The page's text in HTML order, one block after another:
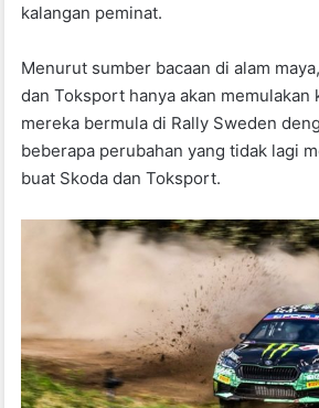
kalangan peminat.
Menurut sumber bacaan di alam
dan Toksport hanya akan memulakan
mereka bermula di Rally Sweden
beberapa perubahan yang tidak lagi
buat Skoda dan Toksport.